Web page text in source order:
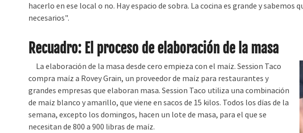
hacerlo en ese local o no. Hay espacio de sobra. La cocina es grande y
necesarios".
Recuadro: El proceso de elaboración de la masa
La elaboración de la masa desde cero empieza con el maíz. Session Taco
compra maíz a Rovey Grain, un proveedor de maíz para restaurantes y
grandes empresas que elaboran masa. Session Taco utiliza una combinación
de maíz blanco y amarillo, que viene en sacos de 15 kilos. Todos los días de la
semana, excepto los domingos, hacen un lote de masa, para el que se
necesitan de 800 a 900 libras de maíz.